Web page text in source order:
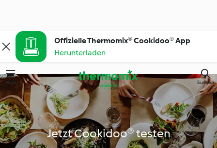
Offizielle Thermomix® Cookidoo® App
Herunterladen
Menü Suchen
Jetzt Cookidoo® testen